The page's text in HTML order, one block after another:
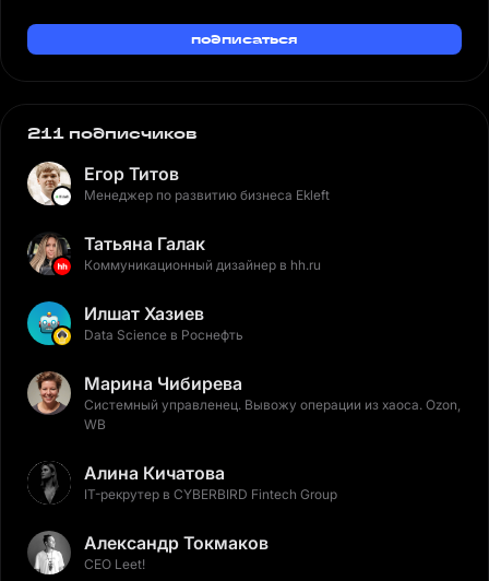
подписаться
211 подписчиков
Егор Титов
Менеджер по развитию бизнеса Ekleft
Татьяна Галак
Коммуникационный дизайнер в hh.ru
Илшат Хазиев
Data Science в Роснефть
Марина Чибирева
Системный управленец. Вывожу операции из хаоса. Ozon,
WB
Алина Кичатова
IT-рекрутер в CYBERBIRD Fintech Group
Александр Токмаков
CEO Leet!